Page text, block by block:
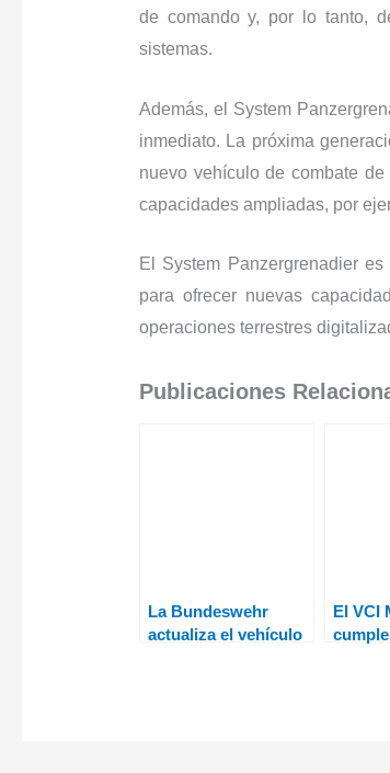
de comando y, por lo tanto,
sistemas.
Además, el System
inmediato. La próxima
nuevo vehículo de combate
capacidades ampliadas, por
El System Panzergrenadier
para ofrecer nuevas
operaciones terrestres
Publicaciones
La Bundeswehr
actualiza el vehículo
El VCI